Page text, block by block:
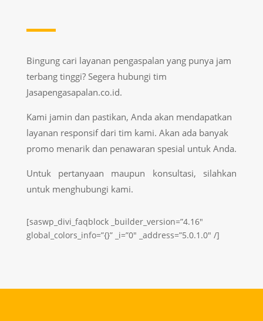
Bingung cari layanan pengaspalan yang punya jam
terbang tinggi? Segera hubungi tim
Jasapengasapalan.co.id.
Kami jamin dan pastikan, Anda akan mendapatkan
layanan responsif dari tim kami. Akan ada banyak
promo menarik dan penawaran spesial untuk Anda.
Untuk pertanyaan maupun konsultasi, silahkan
untuk menghubungi kami.
[saswp_divi_faqblock _builder_version=”4.16″
global_colors_info=”{}” _i=”0″ _address=”5.0.1.0″ /]